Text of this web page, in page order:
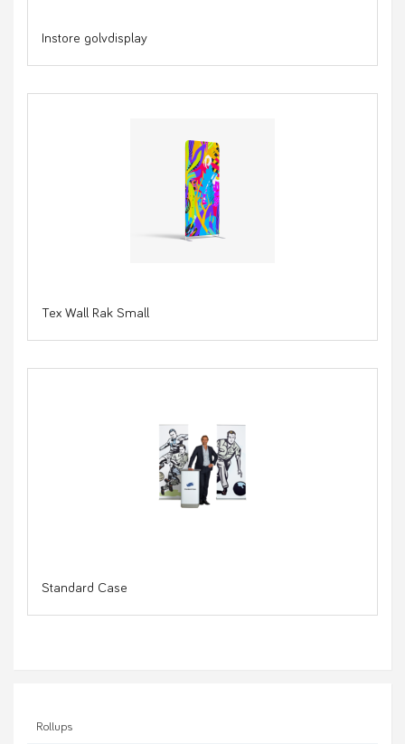
Rollups
Instore golvdisplay
Tex Wall Rak Small
Standard Case